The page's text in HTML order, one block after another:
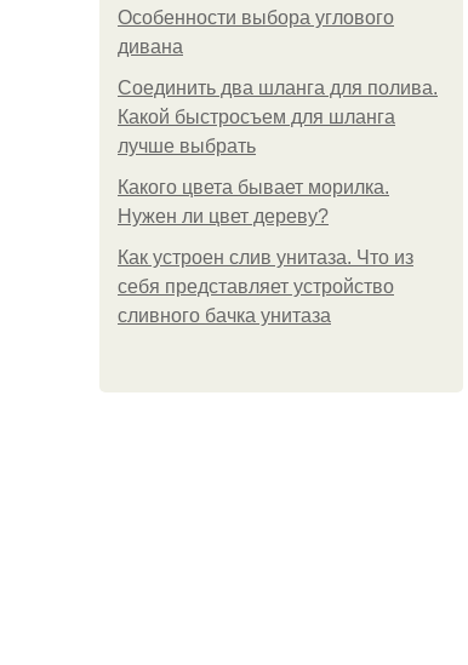
Особенности выбора углового
дивана
Соединить два шланга для полива.
Какой быстросъем для шланга
лучше выбрать
Какого цвета бывает морилка.
Нужен ли цвет дереву?
Как устроен слив унитаза. Что из
себя представляет устройство
сливного бачка унитаза